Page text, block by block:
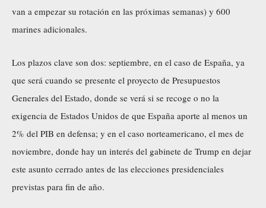
van a empezar su rotación en las próximas semanas) y 600
marines adicionales.
Los plazos clave son dos: septiembre, en el caso de España, ya
que será cuando se presente el proyecto de Presupuestos
Generales del Estado, donde se verá si se recoge o no la
exigencia de Estados Unidos de que España aporte al menos un
2% del PIB en defensa; y en el caso norteamericano, el mes de
noviembre, donde hay un interés del gabinete de Trump en dejar
este asunto cerrado antes de las elecciones presidenciales
previstas para fin de año.